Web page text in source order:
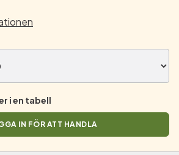
i en tabell
IN FÖR ATT HANDLA